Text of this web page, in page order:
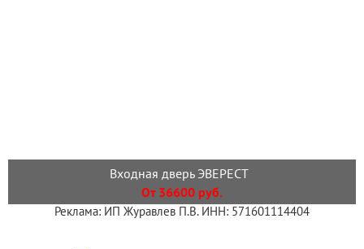
Входная дверь ЭВЕРЕСТ
От 36600 руб.
Реклама: ИП Журавлев П.В. ИНН: 571601114404